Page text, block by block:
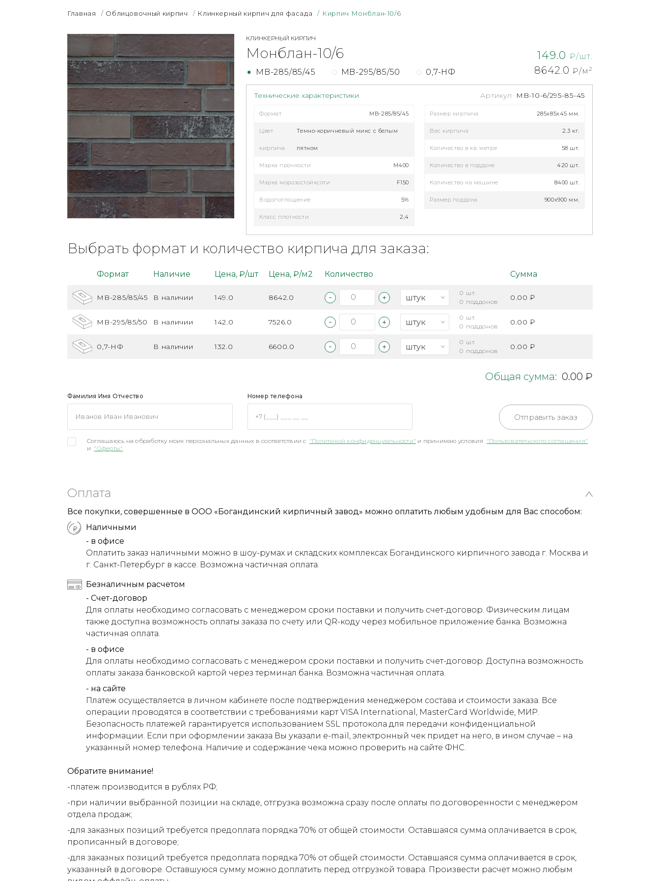
Главная / Облицовочный кирпич / Клинкерный кирпич для фасада / Кирпич Монблан-10/6
КЛИНКЕРНЫЙ КИРПИЧ
Монблан-10/6 149.0 ₽/шт.
8642.0 ₽/м 2
MB-285/85/45 MB-295/85/50 0,7-НФ
Технические характеристики Артикул MB-10-6/295-85-45
Формат MB-285/85/45
Цвет
кирпича
Темно-коричневый микс с белым
пятном
Марка прочности M400
Марка морозостойксоти F150
Водопоглощение 5%
Класс плотности 2,4
Размер кирпича 285x85x45 мм.
Вес кирпича 2.3 кг.
Количество в кв. метре 58 шт.
Количество в поддоне 420 шт.
Количество на машине 8400 шт.
Размер поддона 900x900 мм.
Выбрать формат и количество кирпича для заказа:
Формат Наличие Цена, ₽/шт Цена, ₽/м2 Количество Сумма
MB-285/85/45 В наличии 149.0 8642.0 0 шт.
0 поддонов 0.00 ₽
MB-295/85/50 В наличии 142.0 7526.0 0 шт.
0 поддонов 0.00 ₽
0,7-НФ В наличии 132.0 6600.0 0 шт.
0 поддонов 0.00 ₽
Общая сумма: 0.00 ₽
Фамилия Имя Отчество Номер телефона
Отправить заказ
Соглашаюсь на обработку моих персональных данных в соответствии с "Политикой конфиденциальности" и принимаю условия "Пользовательского соглашения"
и "Оферты"
Оплата
Все покупки, совершенные в ООО «Богандинский кирпичный завод» можно оплатить любым удобным для Вас способом:
Наличными
- в офисе
Оплатить заказ наличными можно в шоу-румах и складских комплексах Богандинского кирпичного завода г. Москва и
г. Санкт-Петербург в кассе. Возможна частичная оплата.
Безналичным расчетом
- Счет-договор
Для оплаты необходимо согласовать с менеджером сроки поставки и получить счет-договор. Физическим лицам
также доступна возможность оплаты заказа по счету или QR-коду через мобильное приложение банка. Возможна
частичная оплата.
- в офисе
Для оплаты необходимо согласовать с менеджером сроки поставки и получить счет-договор. Доступна возможность
оплаты заказа банковской картой через терминал банка. Возможна частичная оплата.
- на сайте
Платеж осуществляется в личном кабинете после подтверждения менеджером состава и стоимости заказа. Все
операции проводятся в соответствии с требованиями карт VISA International, MasterCard Worldwide, МИР.
Безопасность платежей гарантируется использованием SSL протокола для передачи конфиденциальной
информации. Если при оформлении заказа Вы указали e-mail, электронный чек придет на него, в ином случае – на
указанный номер телефона. Наличие и содержание чека можно проверить на сайте ФНС.
Обратите внимание!
-платеж производится в рублях РФ;
-при наличии выбранной позиции на складе, отгрузка возможна сразу после оплаты по договоренности с менеджером
отдела продаж;
-для заказных позиций требуется предоплата порядка 70% от общей стоимости. Оставшаяся сумма оплачивается в срок,
прописанный в договоре;
-для заказных позиций требуется предоплата порядка 70% от общей стоимости. Оставшаяся сумма оплачивается в срок,
указанный в договоре. Оставшуюся сумму можно доплатить перед отгрузкой товара. Произвести расчет можно любым